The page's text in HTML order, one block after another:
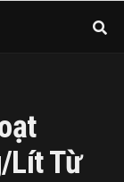
lít Từ